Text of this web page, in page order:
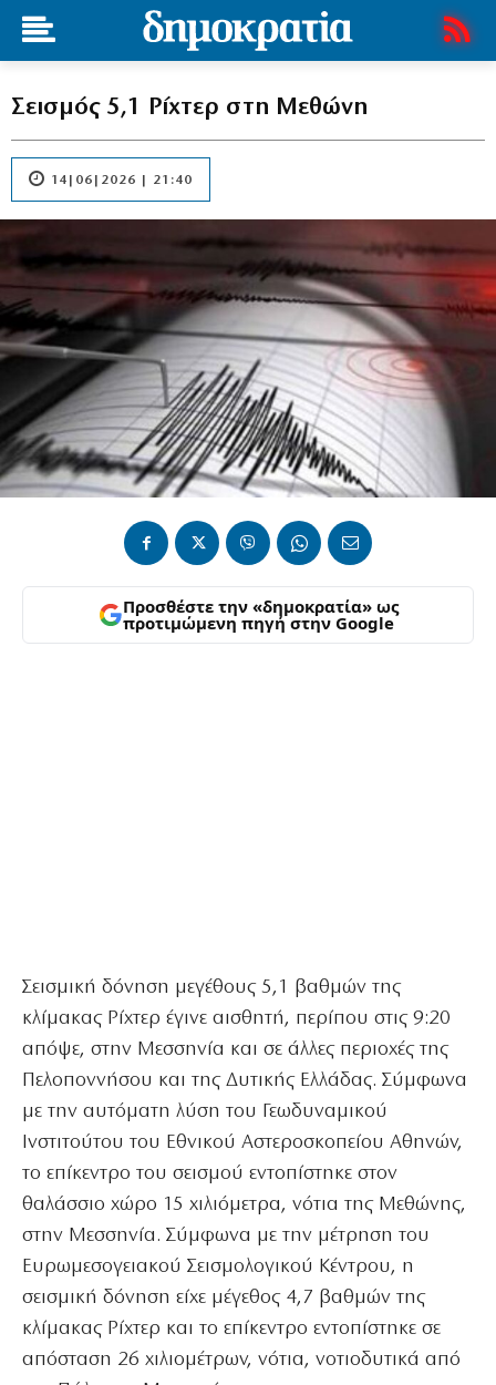
Σεισμός 5,1 Ρίχτερ στη Μεθώνη
14|06|2026 | 21:40
Προσθέστε την «δημοκρατία» ως
προτιμώμενη πηγή στην Google
Σεισμική δόνηση μεγέθους 5,1 βαθμών της
κλίμακας Ρίχτερ έγινε αισθητή, περίπου στις 9:20
απόψε, στην Μεσσηνία και σε άλλες περιοχές της
Πελοποννήσου και της Δυτικής Ελλάδας. Σύμφωνα
με την αυτόματη λύση του Γεωδυναμικού
Ινστιτούτου του Εθνικού Αστεροσκοπείου Αθηνών,
το επίκεντρο του σεισμού εντοπίστηκε στον
θαλάσσιο χώρο 15 χιλιόμετρα, νότια της Μεθώνης,
στην Μεσσηνία. Σύμφωνα με την μέτρηση του
Ευρωμεσογειακού Σεισμολογικού Κέντρου, η
σεισμική δόνηση είχε μέγεθος 4,7 βαθμών της
κλίμακας Ρίχτερ και το επίκεντρο εντοπίστηκε σε
απόσταση 26 χιλιομέτρων, νότια, νοτιοδυτικά από